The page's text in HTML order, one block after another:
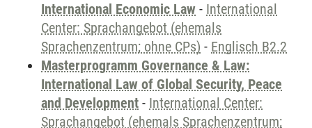
International Economic Law - International
Center: Sprachangebot (ehemals
Sprachenzentrum; ohne CPs) - Englisch B2.2
Masterprogramm Governance & Law:
International Law of Global Security, Peace
and Development - International Center:
Sprachangebot (ehemals Sprachenzentrum;